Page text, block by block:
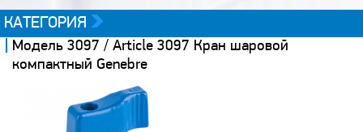
КАТЕГОРИЯ
Модель 3097 / Article 3097 Кран шаровой
компактный Genebre